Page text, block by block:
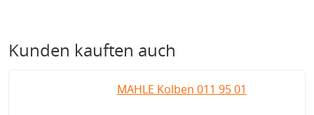
Kunden kauften auch
MAHLE Kolben 011 95 01